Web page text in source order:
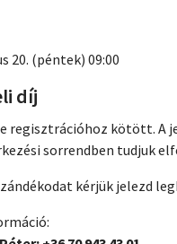
20. (péntek) 09:00
díj
regisztrációhoz kötött.
sorrendben tudjuk
kérjük jelezd